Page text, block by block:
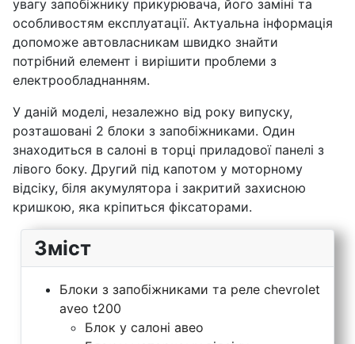
увагу запобіжнику прикурювача, його заміні та
особливостям експлуатації. Актуальна інформація
допоможе автовласникам швидко знайти
потрібний елемент і вирішити проблеми з
електрообладнанням.
У даній моделі, незалежно від року випуску,
розташовані 2 блоки з запобіжниками. Один
знаходиться в салоні в торці приладової панелі з
лівого боку. Другий під капотом у моторному
відсіку, біля акумулятора і закритий захисною
кришкою, яка кріпиться фіксаторами.
Зміст
Блоки з запобіжниками та реле chevrolet
aveo t200
Блок у салоні авео